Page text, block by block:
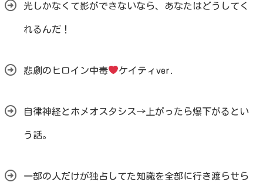
光しかなくて影ができないなら、あなたはどうしてく
れるんだ！
悲劇のヒロイン中毒 ケイティver.
自律神経とホメオスタシス→上がったら爆下がるとい
う話。
一部の人だけが独占してた知識を全部に行き渡らせら